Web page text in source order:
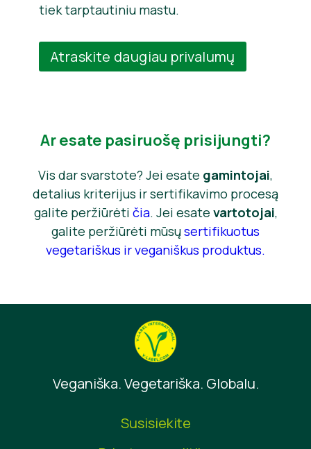
tiek tarptautiniu mastu.
Atraskite daugiau privalumų
Ar esate pasiruošę prisijungti?
Vis dar svarstote? Jei esate gamintojai,
detalius kriterijus ir sertifikavimo procesą
galite peržiūrėti čia. Jei esate vartotojai,
galite peržiūrėti mūsųsertifikuotus
vegetariškus ir veganiškus produktus.
Veganiška. Vegetariška. Globalu.
Susisiekite